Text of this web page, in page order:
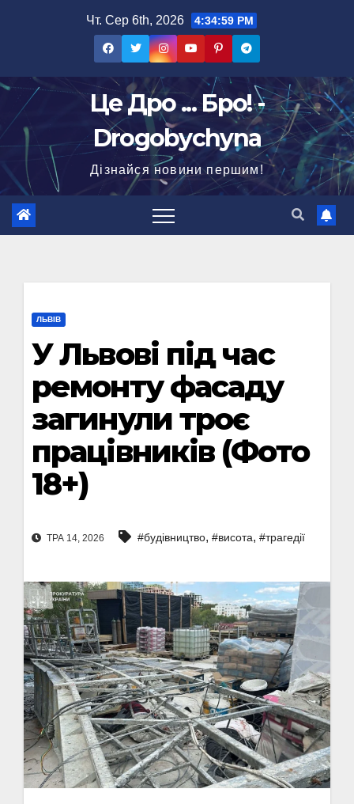
Чт. Сер 6th, 2026 4:35:00 PM
Це Дро ... Бро! -
Drogobychyna
Дізнайся новини першим!
ЛЬВІВ
У Львові під час
ремонту фасаду
загинули троє
працівників (Фото
18+)
ТРА 14, 2026 #будівництво, #висота, #трагедії